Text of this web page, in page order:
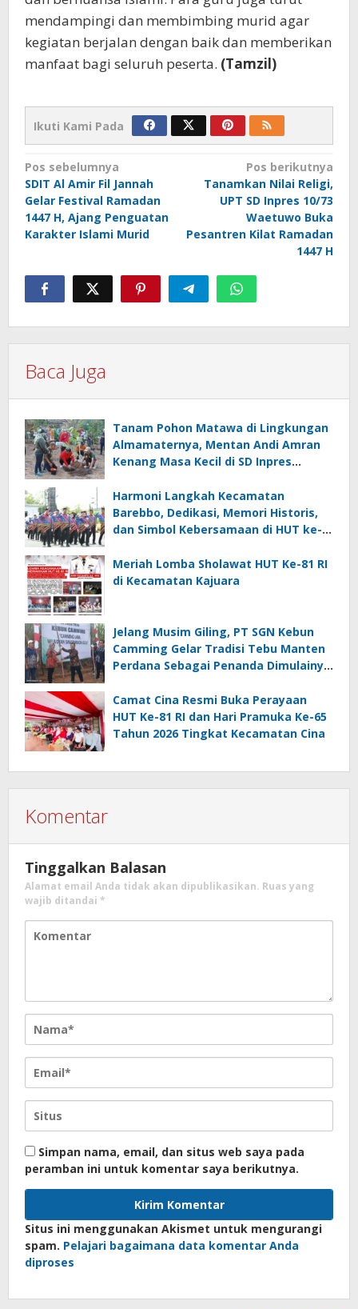
mendampingi dan membimbing murid agar
kegiatan berjalan dengan baik dan memberikan
manfaat bagi seluruh peserta. (Tamzil)
Ikuti Kami Pada
Navigasi
pos
Pos sebelumnya
SDIT Al Amir Fil Jannah
Gelar Festival Ramadan
1447 H, Ajang Penguatan
Karakter Islami Murid
Pos berikutnya
Tanamkan Nilai Religi,
UPT SD Inpres 10/73
Waetuwo Buka
Pesantren Kilat Ramadan
1447 H
Baca Juga
Tanam Pohon Matawa di Lingkungan
Almamaternya, Mentan Andi Amran
Kenang Masa Kecil di SD Inpres
Harmoni Langkah Kecamatan
Barebbo, Dedikasi, Memori Historis,
dan Simbol Kebersamaan di HUT ke-
Meriah Lomba Sholawat HUT Ke-81 RI
di Kecamatan Kajuara
Jelang Musim Giling, PT SGN Kebun
Camming Gelar Tradisi Tebu Manten
Perdana Sebagai Penanda Dimulainya
Camat Cina Resmi Buka Perayaan
HUT Ke-81 RI dan Hari Pramuka Ke-65
Tahun 2026 Tingkat Kecamatan Cina
Komentar
Tinggalkan Balasan
Alamat email Anda tidak akan dipublikasikan. Ruas yang
wajib ditandai *
Simpan nama, email, dan situs web saya pada
peramban ini untuk komentar saya berikutnya.
Situs ini menggunakan Akismet untuk mengurangi
spam. Pelajari bagaimana data komentar Anda
diproses